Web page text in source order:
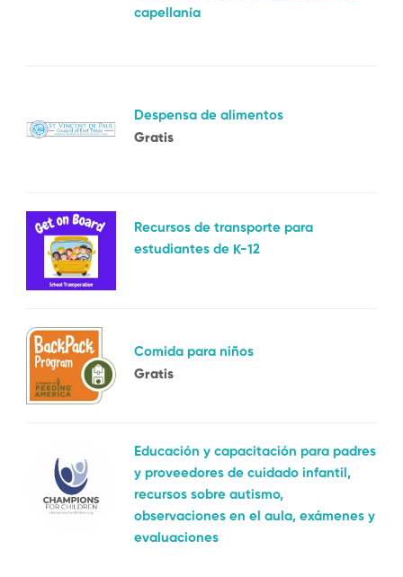
capellanía
Despensa de alimentos
Gratis
Recursos de transporte para
estudiantes de K-12
Comida para niños
Gratis
Educación y capacitación para padres
y proveedores de cuidado infantil,
recursos sobre autismo,
observaciones en el aula, exámenes y
evaluaciones